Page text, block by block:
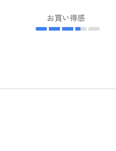
お買い得感